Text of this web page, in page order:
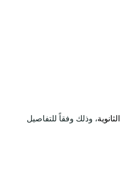
الثانوية، وذلك وفقاً للتفاصيل